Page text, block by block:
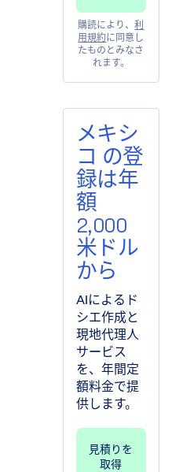
購読により、利
用規約に同意し
たものとみなさ
れます。
メキシ
コ の登
録は年
額
2,000
米ドル
から
AIによるド
シエ作成と
現地代理人
サービス
を、年間定
額料金で提
供します。
見積りを
取得